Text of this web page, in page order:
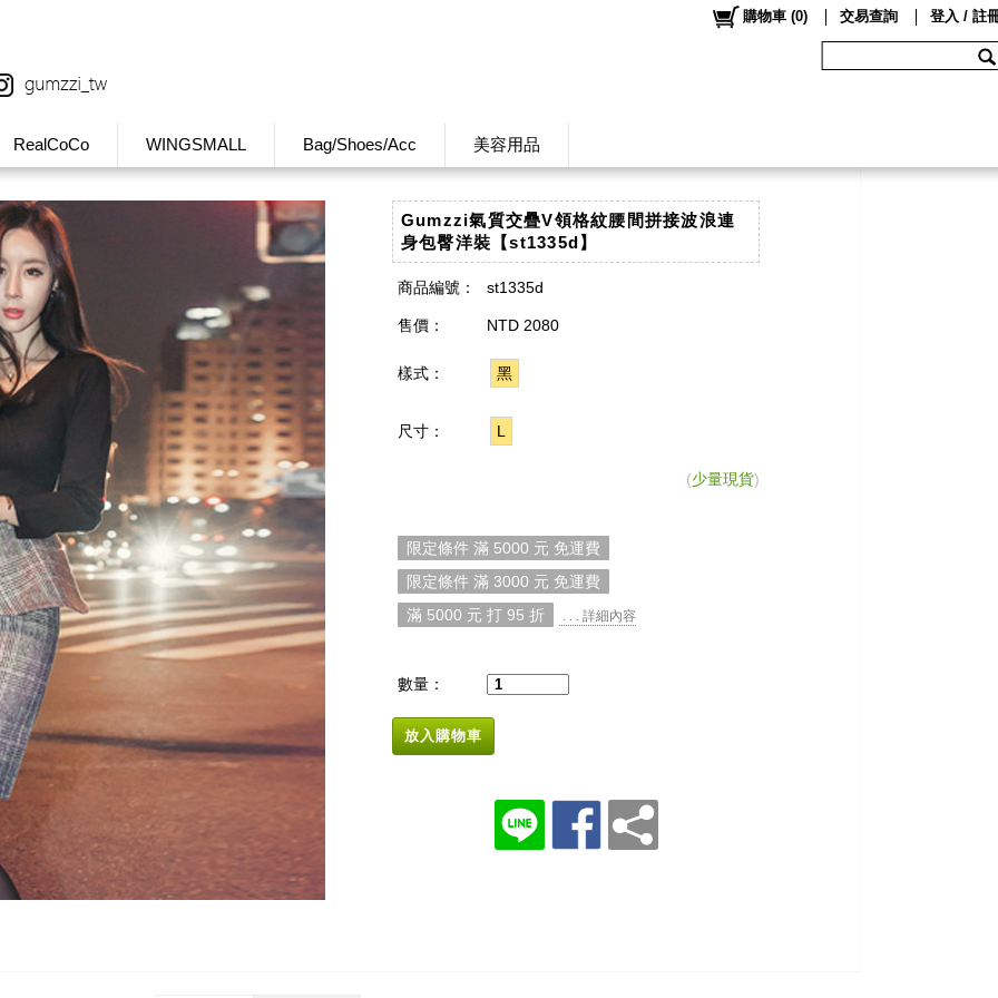
RealCoCo WINGSMALL Bag/Shoes/Acc 美容用品
購物車 (0) 交易查詢 登入 / 註
Gumzzi氣質交疊V領格紋腰間拼接波浪連
身包臀洋裝【st1335d】
商品編號： st1335d
售價： NTD 2080
樣式： 黑
尺寸： L
(少量現貨)
限定條件 滿 5000 元 免運費
限定條件 滿 3000 元 免運費
滿 5000 元 打 95 折
. . . 詳細內容
數量：
放入購物車